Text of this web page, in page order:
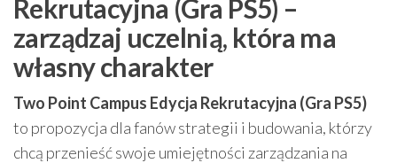
Rekrutacyjna (Gra PS5) –
zarządzaj uczelnią, która ma
własny charakter
Two Point Campus Edycja Rekrutacyjna (Gra PS5)
to propozycja dla fanów strategii i budowania, którzy
chcą przenieść swoje umiejętności zarządzania na